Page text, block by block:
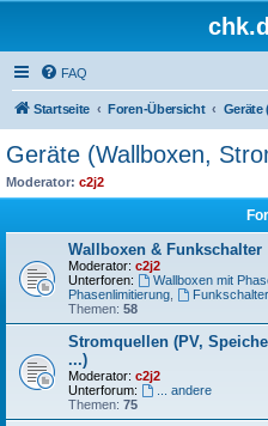
FAQ
Startseite Foren-Übersicht Geräte
Geräte (Wallboxen,
Moderator: c2j2
Wallboxen & Funkschalter
Moderator: c2j2
Unterforen:
Wallboxen mit
Phasenlimitierung
Funkschalter
Themen: 58
Stromquellen (PV,
...)
Moderator: c2j2
Unterforum:
... andere
Themen: 75